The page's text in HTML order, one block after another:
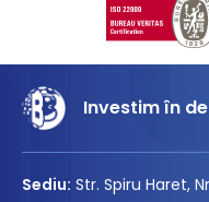
Investim în
Sediu: Str. Spiru Haret,